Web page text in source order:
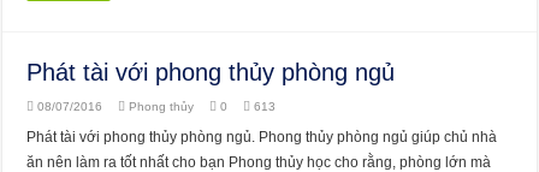
Phát tài với phong thủy phòng ngủ
08/07/2016 Phong thủy 0 613
Phát tài với phong thủy phòng ngủ. Phong thủy phòng ngủ giúp chủ nhà
ăn nên làm ra tốt nhất cho bạn Phong thủy học cho rằng, phòng lớn mà